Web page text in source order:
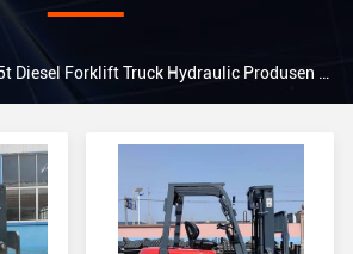
2 5t Diesel Forklift Truck Hydraulic Produsen Online